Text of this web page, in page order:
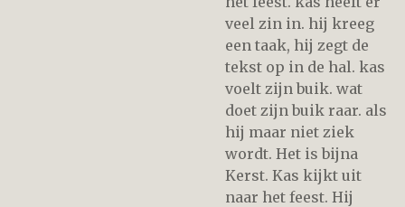
veel zin in. hij kreeg
een taak, hij zegt de
tekst op in de hal. kas
voelt zijn buik. wat
doet zijn buik raar. als
hij maar niet ziek
wordt. Het is bijna
Kerst. Kas kijkt uit
naar het feest. Hij